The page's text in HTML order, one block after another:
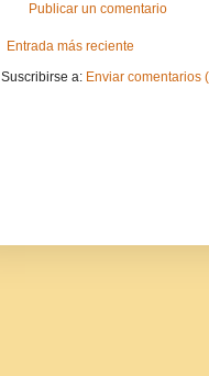
Publicar un comentario
Entrada más reciente
Suscribirse a: Enviar comentarios